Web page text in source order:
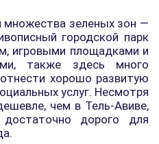
зеленых зон —
городской парк
игровыми площадками и
также здесь много
хорошо развитую
услуг. Несмотря
чем в Тель-Авиве,
дорого для